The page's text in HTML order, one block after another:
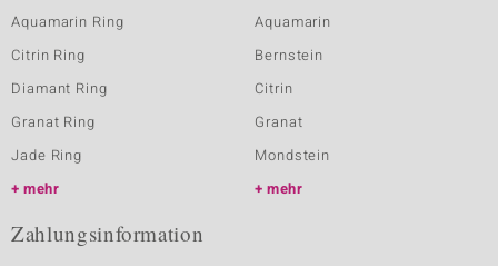
Aquamarin Ring
Citrin Ring
Diamant Ring
Granat Ring
Jade Ring
mehr
Aquamarin
Bernstein
Citrin
Granat
Mondstein
mehr
Zahlungsinformation